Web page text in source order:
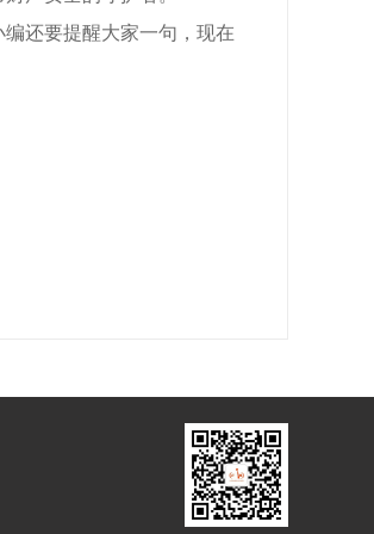
还要提醒大家一句，现在